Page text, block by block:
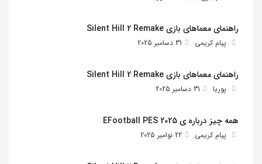
راهنمای معماهای بازی Silent Hill 2 Remake
پیام کریمی 31 دسامبر 2025
راهنمای معماهای بازی Silent Hill 2 Remake
پوریا 31 دسامبر 2025
همه چیز درباره ی EFootball PES 2025
پیام کریمی 22 نوامبر 2025